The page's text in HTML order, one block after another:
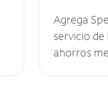
Agrega
servicio
ahorros